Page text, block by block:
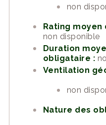
non
Rating
non disponible
Duration
obligataire :
Ventilation
non
Nature des